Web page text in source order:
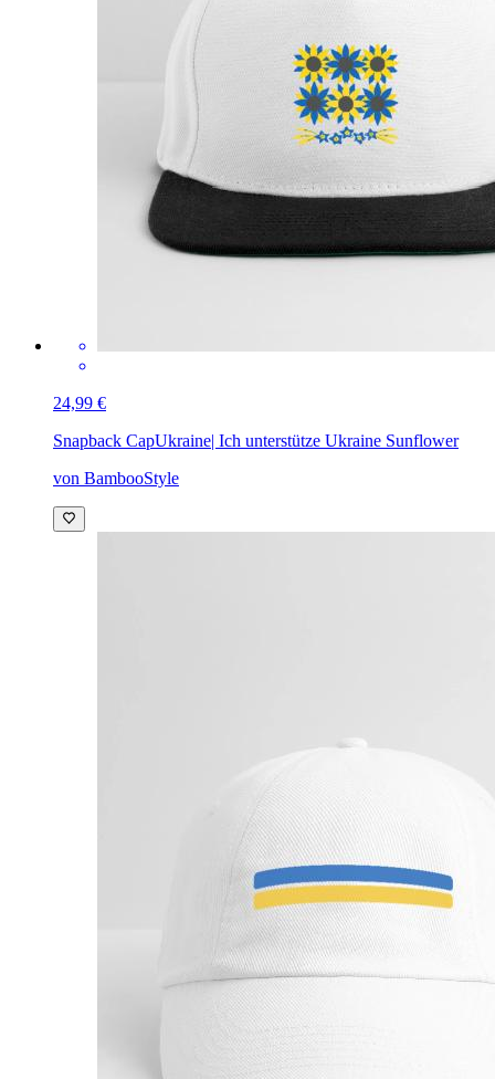
24,99 €
Snapback CapUkraine| Ich unterstütze Ukraine Sunflower
von BambooStyle